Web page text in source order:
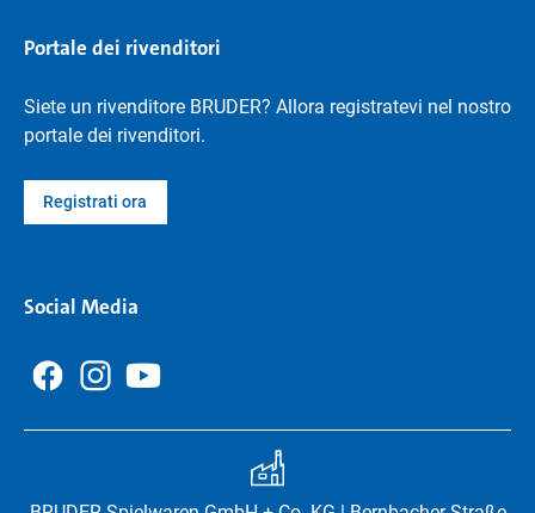
Portale dei rivenditori
Siete un rivenditore BRUDER? Allora registratevi nel nostro
portale dei rivenditori.
Registrati ora
Social Media